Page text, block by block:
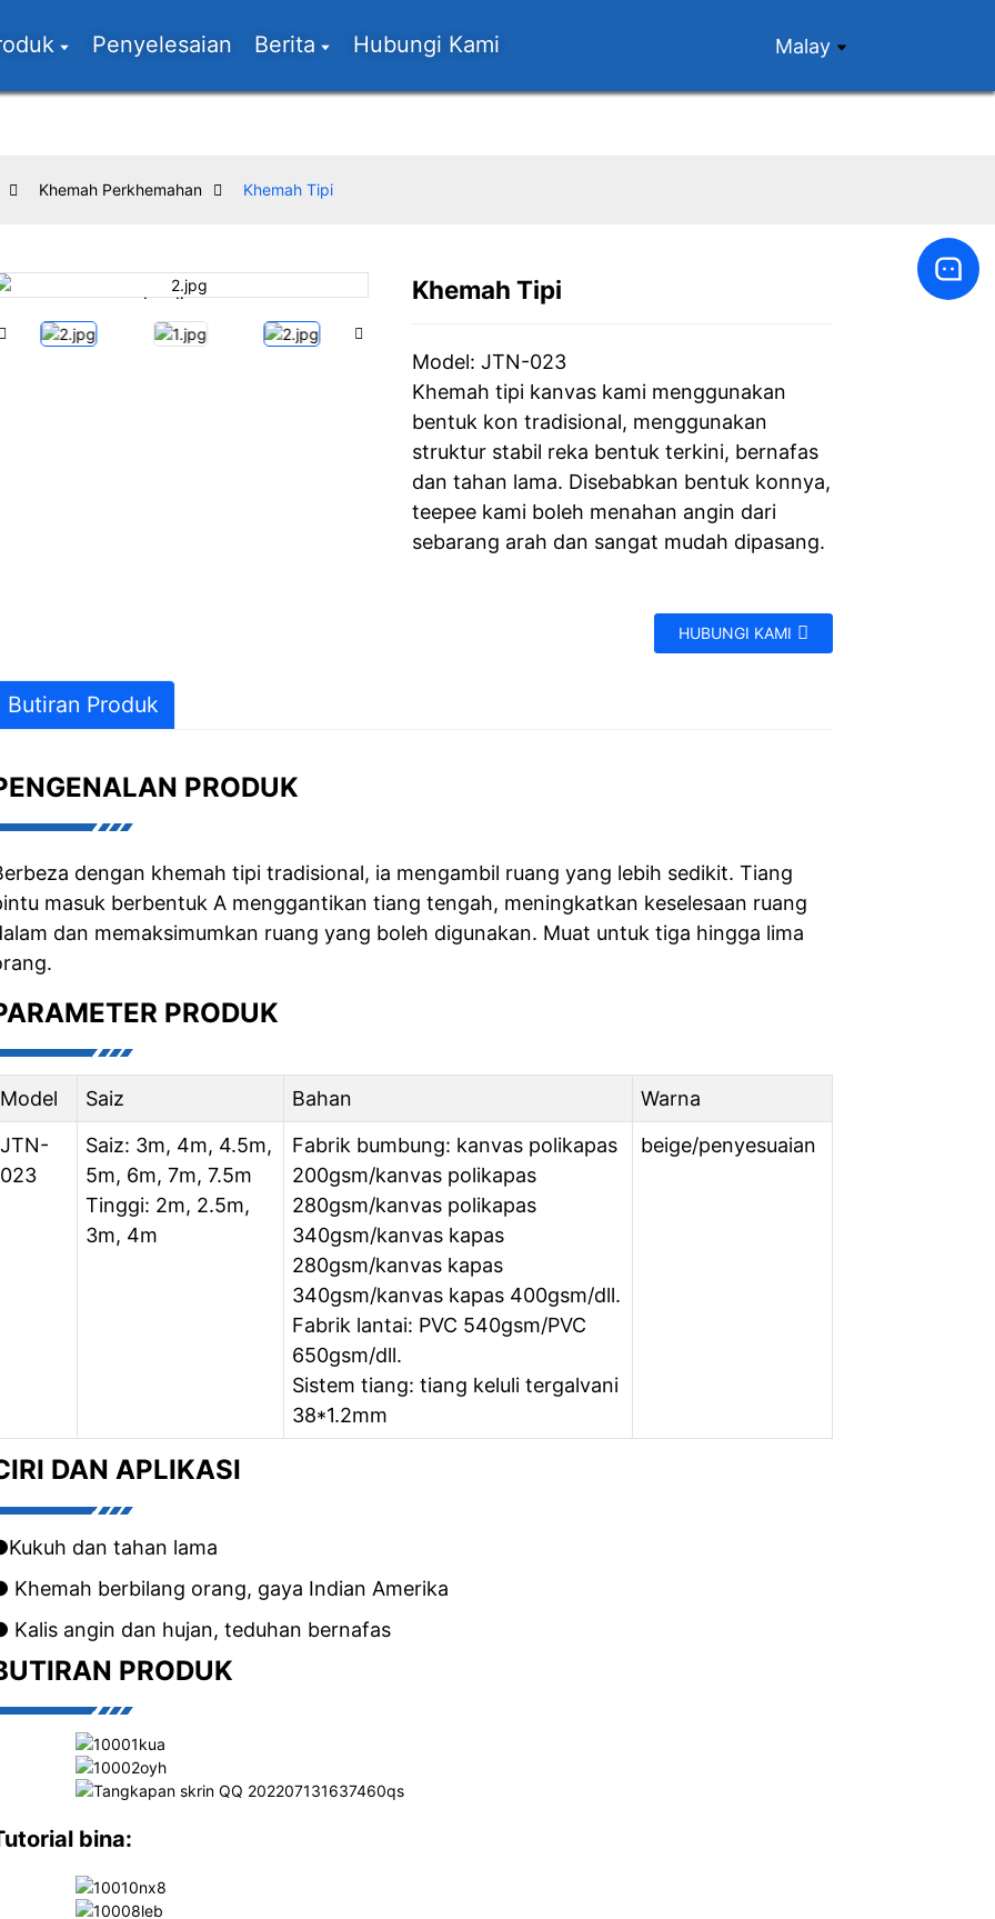
Penyelesaian Berita Hubungi Kami Malay
Khemah Perkhemahan Khemah Tipi
Loading...
Loading... Loading...
Loading... Loading...
Loading...
Khemah Tipi
Model: JTN-023
Khemah tipi kanvas kami menggunakan
bentuk kon tradisional, menggunakan
struktur stabil reka bentuk terkini, bernafas
dan tahan lama. Disebabkan bentuk konnya,
teepee kami boleh menahan angin dari
sebarang arah dan sangat mudah dipasang.
HUBUNGI KAMI
Butiran Produk
PRODUK
dengan khemah tipi tradisional, ia mengambil ruang yang lebih sedikit. Tiang
masuk berbentuk A menggantikan tiang tengah, meningkatkan keselesaan ruang
dan memaksimumkan ruang yang boleh digunakan. Muat untuk tiga hingga lima
PRODUK
Model Saiz Bahan
Warna
JTN-
023
Saiz: 3m, 4m, 4.5m,
5m, 6m, 7m, 7.5m
Tinggi: 2m, 2.5m,
3m, 4m
Fabrik bumbung: kanvas polikapas
200gsm/kanvas polikapas
280gsm/kanvas polikapas
340gsm/kanvas kapas
280gsm/kanvas kapas
340gsm/kanvas kapas 400gsm/dll.
Fabrik lantai: PVC 540gsm/PVC
650gsm/dll.
Sistem tiang: tiang keluli tergalvani
38*1.2mm
beige/penyesuaian
DAN APLIKASI
dan tahan lama
Khemah berbilang orang, gaya Indian Amerika
Kalis angin dan hujan, teduhan bernafas
PRODUK
bina: